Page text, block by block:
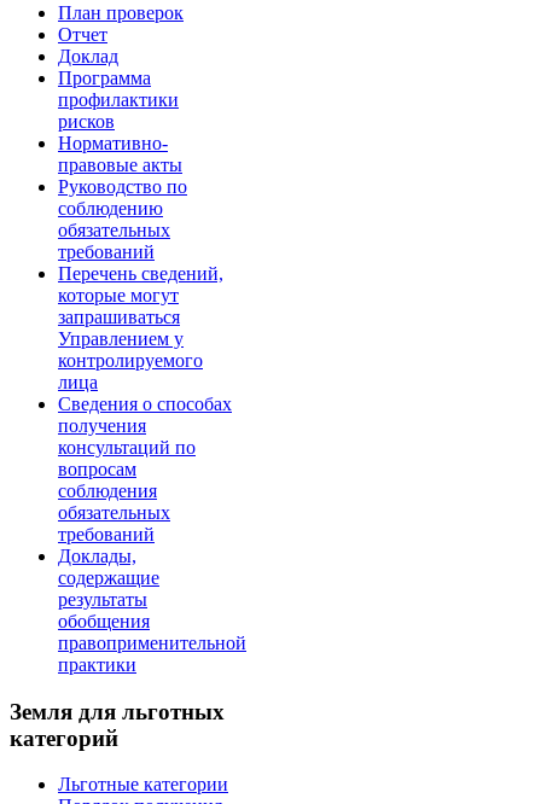
План проверок
Отчет
Доклад
Программа
профилактики
рисков
Нормативно-
правовые акты
Руководство по
соблюдению
обязательных
требований
Перечень сведений,
которые могут
запрашиваться
Управлением у
контролируемого
лица
Сведения о способах
получения
консультаций по
вопросам
соблюдения
обязательных
требований
Доклады,
содержащие
результаты
обобщения
правоприменительной
практики
Земля для льготных
категорий
Льготные категории